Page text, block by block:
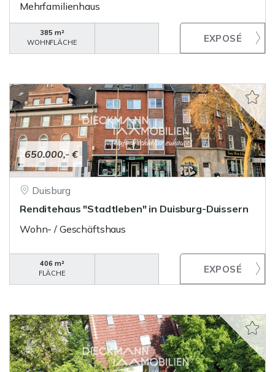
Mehrfamilienhaus
385 m²
WOHNFLÄCHE
650.000,- €
Duisburg
Renditehaus "Stadtleben" in Duisburg-Duissern
Wohn- / Geschäftshaus
406 m²
FLÄCHE